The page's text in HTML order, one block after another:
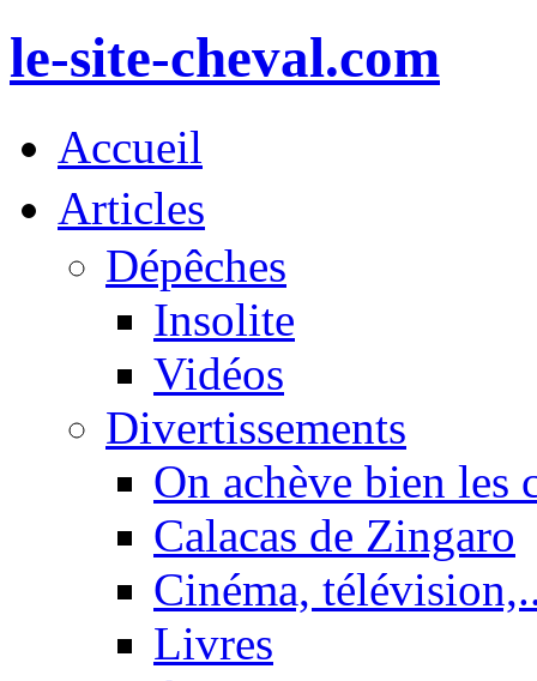
le-site-cheval.com
Accueil
Articles
Dépêches
Insolite
Vidéos
Divertissements
On achève bien les
Calacas de Zingaro
Cinéma,
Livres